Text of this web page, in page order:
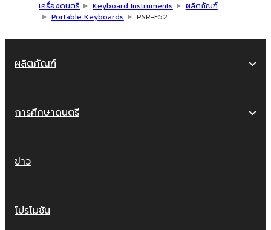
เครื่องดนตรี Keyboard Instruments
ผลิตภัณฑ์
Portable Keyboards
PSR-F52
ผลิตภัณฑ์
การศึกษาดนตรี
ข่าว
โปรโมชัน